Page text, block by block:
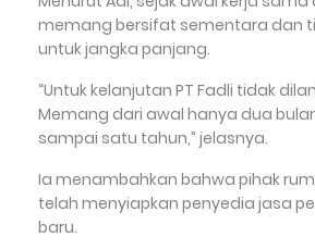
memang bersifat sementara dan
untuk jangka panjang.
“Untuk kelanjutan PT Fadli tidak
Memang dari awal hanya dua
sampai satu tahun,” jelasnya.
Ia menambahkan bahwa pihak
telah menyiapkan penyedia jasa
baru.